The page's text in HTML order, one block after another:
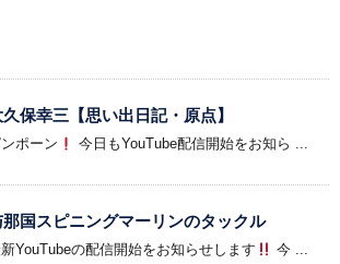
久保幸三【思い出日記・原点】
ンポーン 今日もYouTube配信開始をお知ら ...
那国スピニングマーリンのタックル
YouTubeの配信開始をお知らせします 今 ...